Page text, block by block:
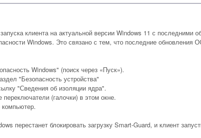
клиента на актуальной версии Windows 11 с
Windows. Это связано с тем, что последние обновления
Windows" (поиск через «Пуск»).
"Безопасность устройства"
"Сведения об изоляции ядра".
(галочки) в этом окне.
компьютер.
перестанет блокировать загрузку Smart-Guard, и клиент